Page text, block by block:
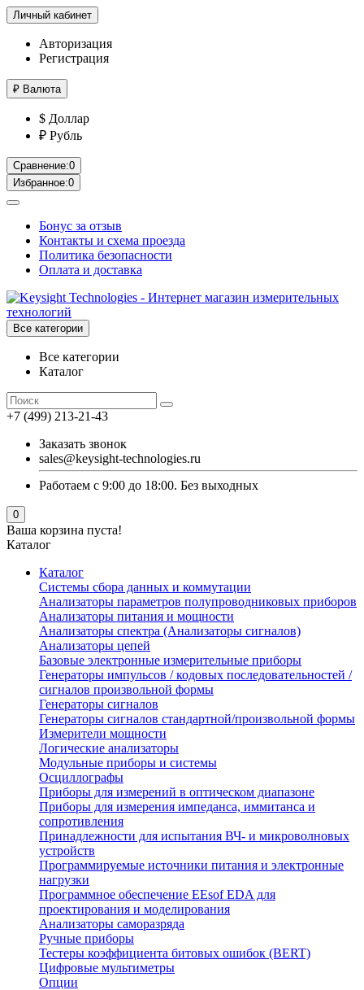
Личный кабинет
Авторизация
Регистрация
₽ Валюта
$ Доллар
₽ Рубль
Сравнение:0
Избранное:0
Бонус за отзыв
Контакты и схема проезда
Политика безопасности
Оплата и доставка
Все категории
Все категории
Каталог
+7 (499) 213-21-43
Заказать звонок
sales@keysight-technologies.ru
Работаем с 9:00 до 18:00. Без выходных
0
Ваша корзина пуста!
Каталог
Каталог
Cистемы сбора данных и коммутации
Анализаторы параметров полупроводниковых приборов
Анализаторы питания и мощности
Анализаторы спектра (Анализаторы сигналов)
Анализаторы цепей
Базовые электронные измерительные приборы
Генераторы импульсов / кодовых последовательностей /
сигналов произвольной формы
Генераторы сигналов
Генераторы сигналов стандартной/произвольной формы
Измерители мощности
Логические анализаторы
Модульные приборы и системы
Осциллографы
Приборы для измерений в оптическом диапазоне
Приборы для измерения импеданса, иммитанса и
сопротивления
Принадлежности для испытания ВЧ- и микроволновых
устройств
Программируемые источники питания и электронные
нагрузки
Программное обеспечение EEsof EDA для
проектирования и моделирования
Анализаторы саморазряда
Ручные приборы
Тестеры коэффициента битовых ошибок (BERT)
Цифровые мультиметры
Опции